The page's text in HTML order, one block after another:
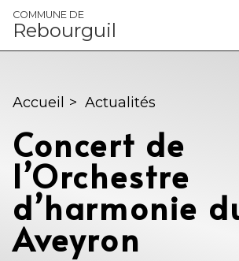
Panneau de gestion des cookies
COMMUNE DE
Rebourguil
Accueil > Actualités
Concert de
l’Orchestre
d’harmonie
Aveyron